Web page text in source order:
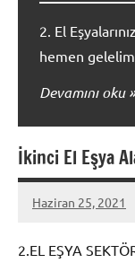
2. El
hemen gelelim
Devamını oku
İkinci El Eşya
Haziran 25, 2021
admin
2.EL EŞYA